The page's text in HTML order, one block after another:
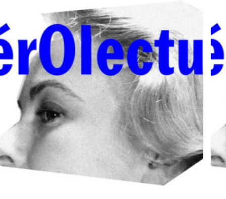
Cinéma Marcel
Pagnol
Un projet
Avec vous
Partenaires
Guide pratique
THÉÂTRE 71
CINÉMA MARCEL PAGNOL
FABRIQUE DES ARTS
Calendrier
Billetterie